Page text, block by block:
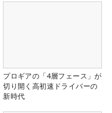
プロギアの「4層フェース」が
切り開く高初速ドライバーの
新時代